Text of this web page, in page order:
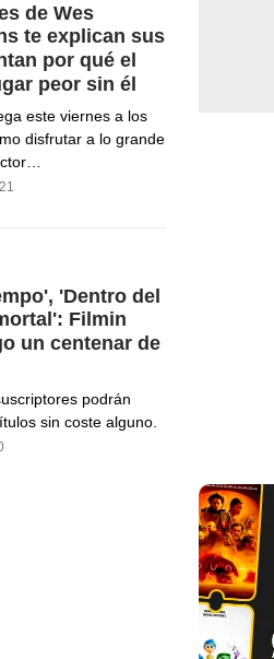
de Wes
te explican sus
por qué el
peor sin él
este viernes a los
disfrutar a lo grande
'Dentro del
Filmin
un centenar de
podrán
sin coste alguno.